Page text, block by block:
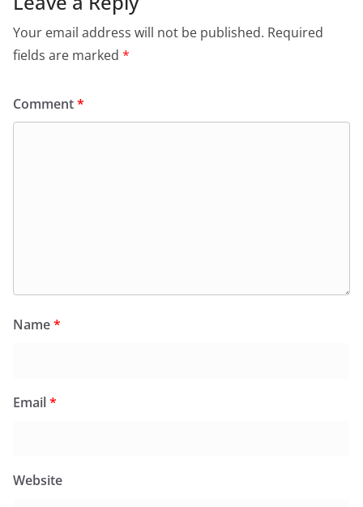
Your email address will not be published. Required
fields are marked *
Comment*
Name*
Email*
Website